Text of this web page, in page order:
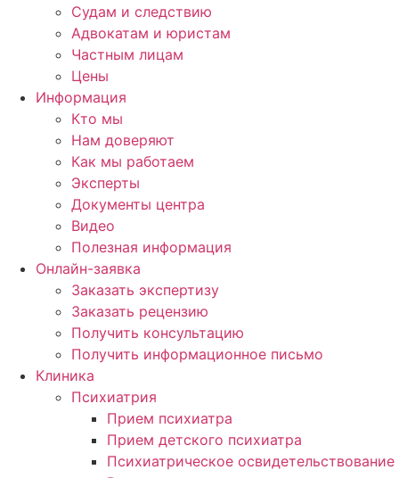
Судам и следствию
Адвокатам и юристам
Частным лицам
Цены
Информация
Кто мы
Нам доверяют
Как мы работаем
Эксперты
Документы центра
Видео
Полезная информация
Онлайн-заявка
Заказать экспертизу
Заказать рецензию
Получить консультацию
Получить информационное письмо
Клиника
Психиатрия
Прием психиатра
Прием детского психиатра
Психиатрическое освидетельствование